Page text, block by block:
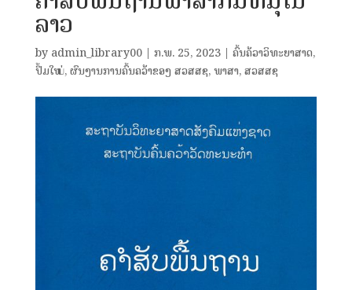
ລາວ
by admin_library00| ກ.ພ. 25, 2023| ຄົ້ນຄ້ວາວິທະຍາສາດ,
ປຶ້ມໃໝ່,ຜົນງານການຄົ້ນຄວ້າຂອງ ສວສສຊ,ພາສາ,ສວສສຊ